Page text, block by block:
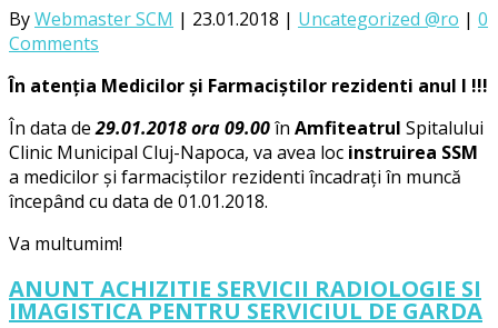
ByWebmaster SCM | 23.01.2018 | Uncategorized @ro | 0
Comments
În atenția Medicilor și Farmaciștilor rezidenti anul I !!!
În data de29.01.2018 ora 09.00în Amfiteatrul Spitalului
Clinic Municipal Cluj-Napoca, va avea loc instruirea SSM
a medicilor și farmaciștilor rezidenti încadrați în muncă
începând cu data de 01.01.2018.
Va multumim!
ANUNT ACHIZITIE SERVICII RADIOLOGIE SI
IMAGISTICA PENTRU SERVICIUL DE GARDA